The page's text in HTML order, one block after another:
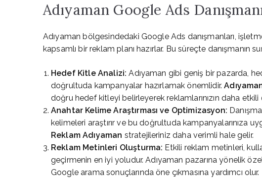
Adıyaman Google Ads
Adıyaman bölgesindedaki Google Ads danışmanları,
kapsamlı bir reklam planı hazırlar. Bu süreçte danışmanın
Hedef Kitle Analizi: Adıyaman gibi geniş bir pazarda,
doğrultuda kampanyalar hazırlamak önemlidir.
doğru hedef kitleyi belirleyerek reklamlarınızın daha etkili
Anahtar Kelime Araştırması ve Optimizasyon:
kelimeleri araştırır ve bu doğrultuda kampanyalarınıza
Reklam Adıyaman stratejileriniz daha verimli hale gelir.
Reklam Metinleri Oluşturma: Etkili reklam metinleri,
geçirmenin en iyi yoludur. Adıyaman pazarına yönelik
Google arama sonuçlarında öne çıkmasına yardımcı olur.